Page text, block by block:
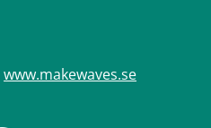
www.makewaves.se